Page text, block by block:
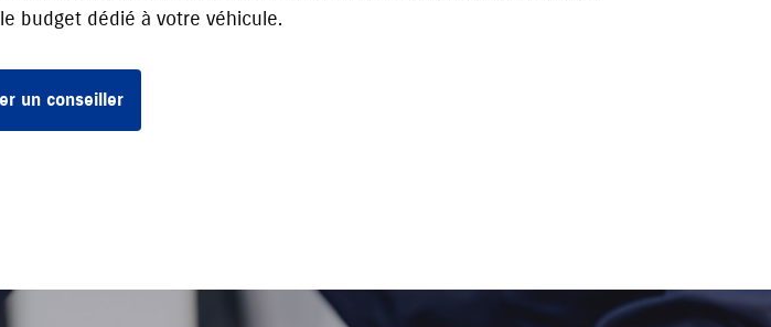
budget dédié à votre véhicule.
un conseiller